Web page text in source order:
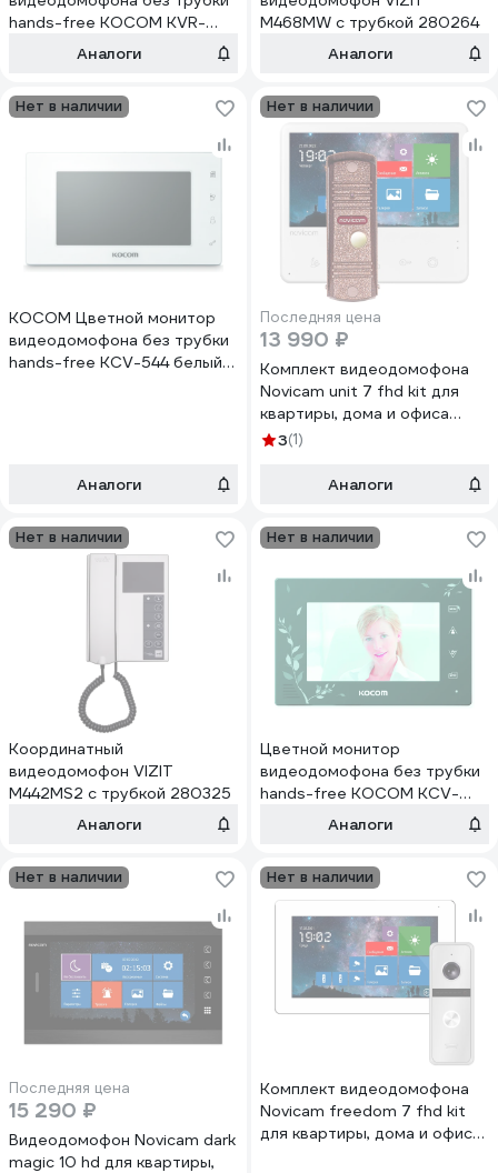
hands-free KOCOM KVR-
A510 белый встроенный DVR
Аналоги
M468MW с трубкой 280264
Аналоги
Нет в наличии
KOCOM Цветной монитор
видеодомофона без трубки
hands-free KCV-544 белый
Аналоги
Нет в наличии
Последняя цена
13 990 ₽
Комплект видеодомофона
Novicam unit 7 fhd kit для
квартиры, дома и офиса
4005
3(1)
Аналоги
Нет в наличии
Координатный
видеодомофон VIZIT
M442MS2 с трубкой 280325
Аналоги
Нет в наличии
Цветной монитор
видеодомофона без трубки
hands-free KOCOM KCV-
A374SD LE чёрный СП15730
Аналоги
Нет в наличии
Последняя цена
15 290 ₽
Видеодомофон Novicam dark
magic 10 hd для квартиры,
Нет в наличии
Комплект видеодомофона
Novicam freedom 7 fhd kit
для квартиры, дома и офиса